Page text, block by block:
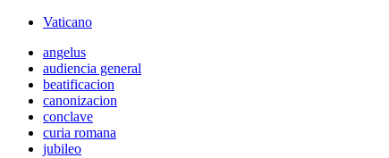
Vaticano
angelus
audiencia general
beatificacion
canonizacion
conclave
curia romana
jubileo